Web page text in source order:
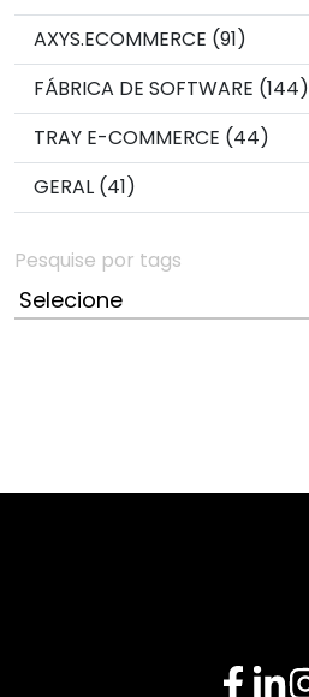
AXYS.ECOMMERCE (91)
FÁBRICA DE SOFTWARE (144)
TRAY E-COMMERCE (44)
GERAL (41)
Pesquise por tags